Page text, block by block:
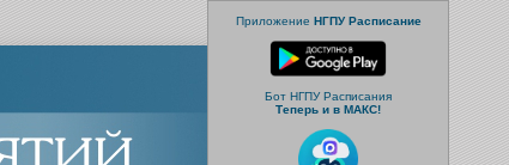
Приложение НГПУ Расписание
Бот НГПУ Расписания
Теперь и в МАКС!